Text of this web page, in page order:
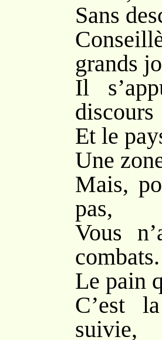
Sans
grands
Il
discours
Et le
Une
Mais,
pas,
Vous
combats.
Le pain
C’est
suivie,